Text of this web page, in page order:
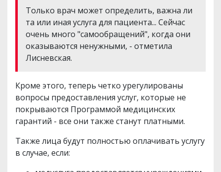
Только врач может определить, важна ли
та или иная услуга для пациента... Сейчас
очень много "самообращений", когда они
оказываются ненужными, - отметила
Лисневская.
Кроме этого, теперь четко урегулированы
вопросы предоставления услуг, которые не
покрываются Программой медицинских
гарантий - все они также станут платными.
Также лица будут полностью оплачивать услугу
в случае, если: